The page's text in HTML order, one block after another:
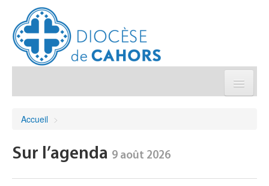
Accueil >
Sur l’agenda 9 août 2026